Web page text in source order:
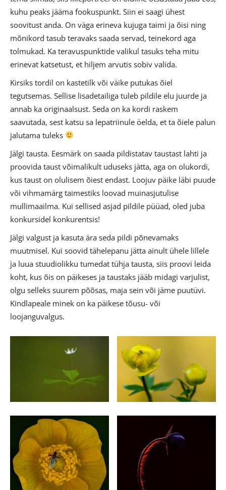
kuhu peaks jääma fookuspunkt. Siin ei saagi ühest
soovitust anda. On väga erineva kujuga taimi ja õisi ning
mõnikord tasub teravaks saada servad, teinekord aga
tolmukad. Ka teravuspunktide valikul tasuks teha mitu
erinevat katsetust, et hiljem arvutis sobiv valida.
Kirsiks tordil on kastetilk või väike putukas õiel
tegutsemas. Sellise lisadetailiga tuleb pildile elu juurde ja
annab ka originaalsust. Seda on ka kordi raskem
saavutada, sest katsu sa lepatriinule öelda, et ta õiele palun
jalutama tuleks
Jälgi tausta. Eesmärk on saada pildistatav taustast lahti ja
proovida taust võimalikult uduseks jätta, aga on olukordi,
kus taust on olulisem õiest endast. Loojuv päike läbi puude
või vihmamärg taimestiks loovad muinasjutulise
mullimaailma. Kui sellised asjad pildile püüad, oled juba
konkursidel konkurentsis!
Jälgi valgust ja kasuta ära seda pildi põnevamaks
muutmisel. Kui soovid tähelepanu jätta ainult ühele lillele
ja luua stuudiolikku tumedat tühja tausta, siis proovi leida
koht, kus õis on päikeses ja taustaks jääb midagi varjulist,
olgu selleks suurem põõsas, maja sein või jäme puutüvi.
Kindlapeale minek on ka päikese tõusu- või
loojanguvalgus.